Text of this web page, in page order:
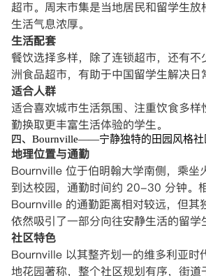
超市。周末市集是当地居民和留学生放
生活气息浓厚。
生活配套
餐饮选择多样，除了连锁超市，还有不
洲食品超市，有助于中国留学生解决日
适合人群
适合喜欢城市生活氛围、注重饮食多样
勤换取更丰富生活体验的学生。
四、Bournville——宁静独特的田园风格社
地理位置与通勤
Bournville 位于伯明翰大学南侧，乘坐
到达校园，通勤时间约 20-30 分钟。
Bournville 的通勤距离相对较远，但其
依然吸引了一部分向往安静生活的留学
社区特色
Bournville 以其整齐划一的维多利亚时
地花园著称，整个社区规划有序，街道